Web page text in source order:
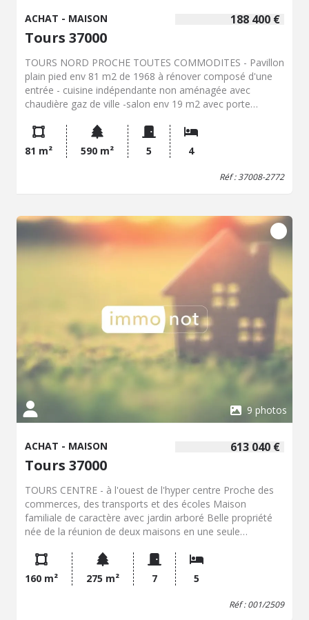
188 400 €
ACHAT - MAISON
Tours 37000
TOURS NORD PROCHE TOUTES COMMODITES - Pavillon
plain pied env 81 m2 de 1968 à rénover composé d'une
entrée - cuisine indépendante non aménagée avec
chaudière gaz de ville -salon env 19 m2 avec porte
4 chambres env 10 m2 - Deux garages avec cave - Jardin
clos 590 m2 Chauf Gaz env 10 ans Foncier 1497 € Toiture
ardoises naturelles
81 m² 590 m² 5 4
Réf : 37008-2772
9 photos
613 040 €
ACHAT - MAISON
Tours 37000
TOURS CENTRE - à l'ouest de l'hyper centre Proche des
commerces, des transports et des écoles Maison
familiale de caractère avec jardin arboré Belle propriété
née de la réunion de deux maisons en une seule
chaussée surélevé et étage, complétés par un sous-sol
aménagé d'environ 35 m² supplémentaires. La maison
séduit par son cachet : ancien pigeonnier, cheminées
fonctionnelles et décoratives, parquet dans plusieurs
160 m² 275 m² 7 5
Réf : 001/2509